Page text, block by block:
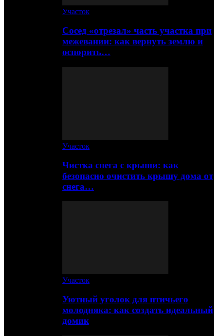
Участок
Сосед «отрезал» часть участка при
межевании: как вернуть землю и
оспорить…
Участок
Чистка снега с крыши: как
безопасно очистить крышу дома от
снега…
Участок
Уютный уголок для птичьего
молодняка: как создать идеальный
домик